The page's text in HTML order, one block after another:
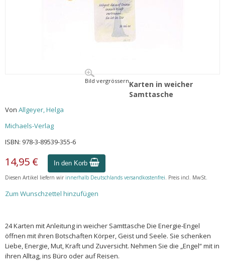
Bild vergrössernKarten in weicher
Samttasche
Von Allgeyer, Helga
Michaels-Verlag
ISBN: 978-3-89539-355-6
14,95 € In den Korb
Diesen Artikel liefern wir innerhalb Deutschlands versandkostenfrei. Preis incl. MwSt.
Zum Wunschzettel hinzufügen
24 Karten mit Anleitung in weicher Samttasche Die Energie-Engel
öffnen mit ihren Botschaften Körper, Geist und Seele. Sie schenken
Liebe, Energie, Mut, Kraft und Zuversicht. Nehmen Sie die „Engel“ mit in
ihren Alltag, ins Büro oder auf Reisen.